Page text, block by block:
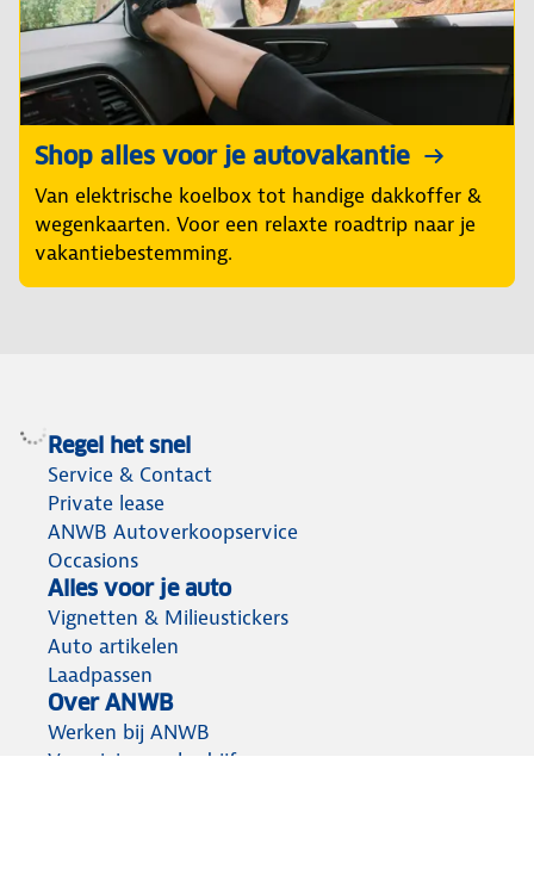
Shop alles voor je autovakantie
Van elektrische koelbox tot handige dakkoffer &
wegenkaarten. Voor een relaxte roadtrip naar je
vakantiebestemming.
Regel het snel
Service & Contact
Private lease
ANWB Autoverkoopservice
Occasions
Alles voor je auto
Vignetten & Milieustickers
Auto artikelen
Laadpassen
Over ANWB
Werken bij ANWB
Vereniging en bedrijf